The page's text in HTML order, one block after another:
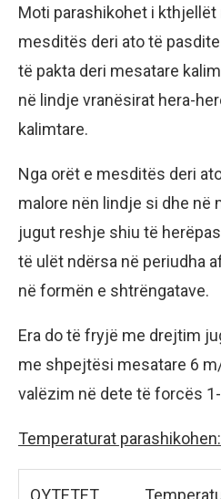
Moti parashikohet i kthjellët
mesditës deri ato të
të pakta deri mesatare
në lindje vranësirat hera-
kalimtare.
Nga orët e mesditës deri
malore nën lindje si dhe në
jugut reshje shiu të
të ulët ndërsa në periudha
në formën e shtrëngatave.
Era do të fryjë me drejtim
me shpejtësi mesatare 6
valëzim në dete të forcës
Temperaturat parashikohen: